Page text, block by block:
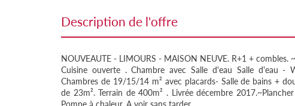
description de l'offre
NOUVEAUTE - LIMOURS - MAISON NEUVE. R+1 + combles.
Cuisine ouverte . Chambre avec Salle d'eau Salle d'eau
Chambres de 19/15/14 m² avec placards- Salle de bains +
de 23m². Terrain de 400m² . Livrée décembre
Pompe à chaleur. A voir sans tarder.